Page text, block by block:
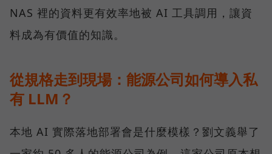
NAS 裡的資料更有效率地被 AI 工具調用，讓資
料成為有價值的知識。
從規格走到現場：能源公司如何導入私
有 LLM？
本地 AI 實際落地部署會是什麼模樣？劉文義舉了